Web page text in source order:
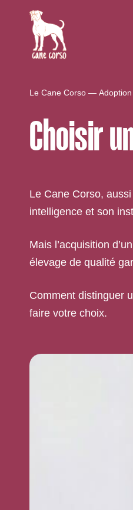
Le Cane Corso
Choisir
Le Cane Corso,
intelligence et son
Mais l’acquisition
élevage de qualité
Comment distinguer
faire votre choix.